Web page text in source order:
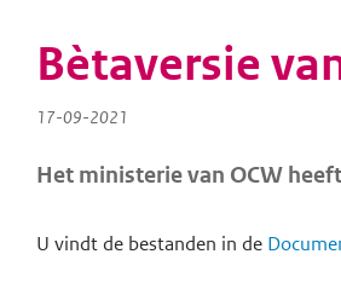
Bètaversie
17-09-2021
Het ministerie van OCW
U vindt de bestanden in de